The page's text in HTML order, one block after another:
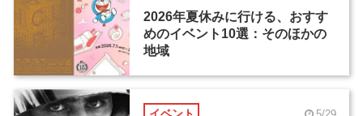
2026年夏休みに行ける、おすす
めのイベント10選：そのほかの
地域